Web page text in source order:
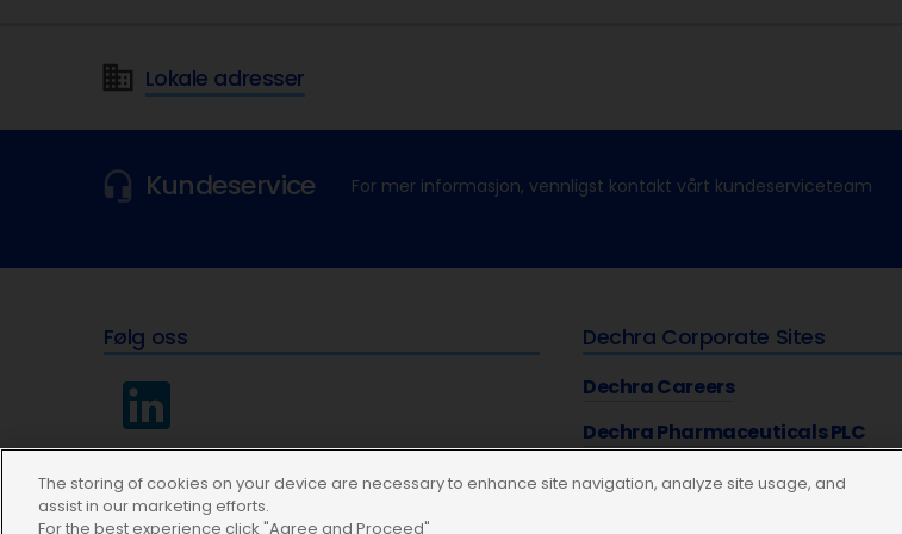
Lokale adresser
Kundeservice For mer informasjon, vennligst kontakt vårt kundeserviceteam
Følg oss Dechra Corporate Sites
Dechra Careers
Dechra Pharmaceuticals PLC
The storing of cookies on your device are necessary to enhance site navigation, analyze site usage, and
assist in our marketing efforts.
For the best experience click "Agree and Proceed"